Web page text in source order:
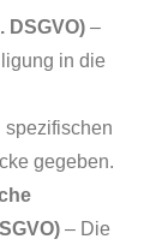
DSGVO) –
in die
spezifischen
gegeben.
– Die